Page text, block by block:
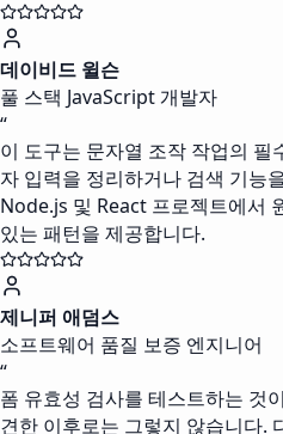
데이비드 윌슨
풀 스택 JavaScript 개발자
“
이 도구는 문자열 조작 작업의 필
자 입력을 정리하거나 검색 기능
Node.js 및 React 프로젝트에서
있는 패턴을 제공합니다.
제니퍼 애덤스
소프트웨어 품질 보증 엔지니어
“
폼 유효성 검사를 테스트하는 것
견한 이후로는 그렇지 않습니다.